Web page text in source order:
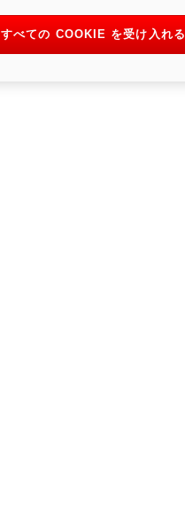
すべての COOKIE を受け入れる